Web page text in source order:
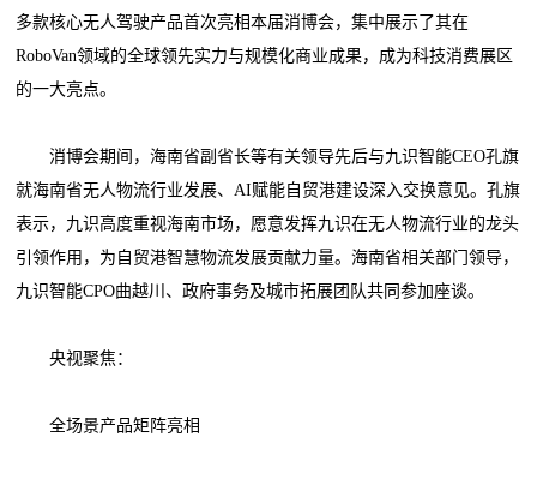
多款核心无人驾驶产品首次亮相本届消博会，集中展示了其在
RoboVan领域的全球领先实力与规模化商业成果，成为科技消费展区
的一大亮点。
消博会期间，海南省副省长等有关领导先后与九识智能CEO孔旗
就海南省无人物流行业发展、AI赋能自贸港建设深入交换意见。孔旗
表示，九识高度重视海南市场，愿意发挥九识在无人物流行业的龙头
引领作用，为自贸港智慧物流发展贡献力量。海南省相关部门领导，
九识智能CPO曲越川、政府事务及城市拓展团队共同参加座谈。
央视聚焦：
全场景产品矩阵亮相